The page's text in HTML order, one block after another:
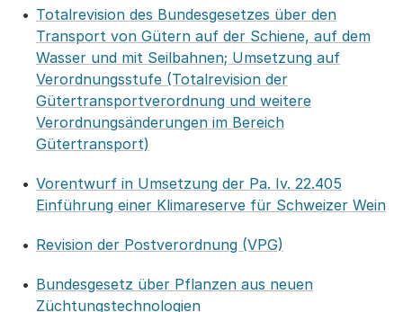
Totalrevision des Bundesgesetzes über den
Transport von Gütern auf der Schiene, auf dem
Wasser und mit Seilbahnen; Umsetzung auf
Verordnungsstufe (Totalrevision der
Gütertransportverordnung und weitere
Verordnungsänderungen im Bereich
Gütertransport)
Vorentwurf in Umsetzung der Pa. Iv. 22.405
Einführung einer Klimareserve für Schweizer Wein
Revision der Postverordnung (VPG)
Bundesgesetz über Pflanzen aus neuen
Züchtungstechnologien